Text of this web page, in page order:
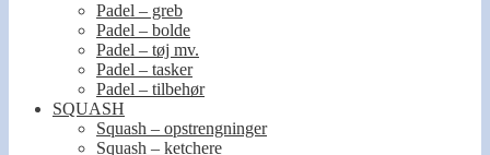
Padel – greb
Padel – bolde
Padel – tøj mv.
Padel – tasker
Padel – tilbehør
SQUASH
Squash – opstrengninger
Squash – ketchere